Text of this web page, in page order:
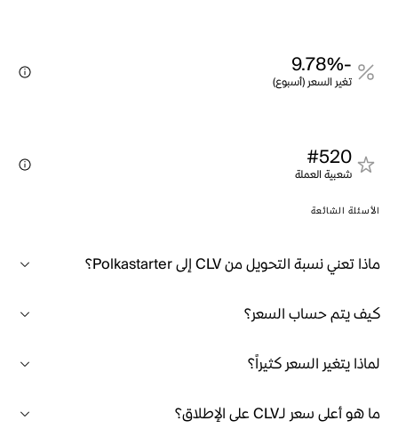
-9.78%
تغير السعر (أسبوع)
#520
شعبية العملة
الأسئلة الشائعة
ماذا تعني نسبة التحويل من CLV إلى Polkastarter؟
كيف يتم حساب السعر؟
لماذا يتغير السعر كثيراً؟
ما هو أعلى سعر لـCLV على الإطلاق؟